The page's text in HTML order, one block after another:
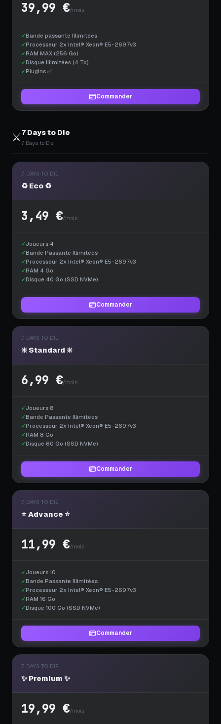
39,99 €/mois
✓Bande passante Illimitées
✓Processeur 2x Intel® Xeon® E5-2697v3
✓RAM MAX (256 Go)
✓Disque Illimitées (4 To)
✓Plugins ✅
Commander
⚔️ 7 Days to Die
7 Days to Die
7 DAYS TO DIE
♻️ Eco ♻️
3,49 €/mois
✓ Joueurs 4
✓Bande Passante Illimitées
✓Processeur 2x Intel® Xeon® E5-2697v3
✓RAM 4 Go
✓Disque 40 Go (SSD NVMe)
Commander
7 DAYS TO DIE
❇️ Standard ❇️
6,99 €/mois
✓ Joueurs 8
✓Bande Passante Illimitées
✓Processeur 2x Intel® Xeon® E5-2697v3
✓RAM 8 Go
✓Disque 60 Go (SSD NVMe)
Commander
7 DAYS TO DIE
⭐ Advance ⭐
11,99 €/mois
✓ Joueurs 10
✓Bande Passante Illimitées
✓Processeur 2x Intel® Xeon® E5-2697v3
✓RAM 16 Go
✓Disque 100 Go (SSD NVMe)
Commander
7 DAYS TO DIE
✨ Premium ✨
19,99 €/mois